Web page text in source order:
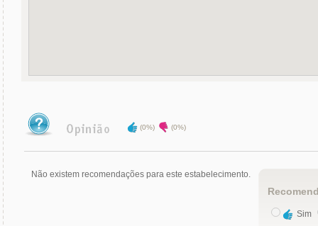
(0%) (0%)
Não existem recomendações para este estabelecimento.
Sim